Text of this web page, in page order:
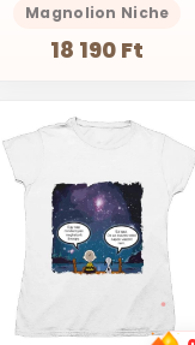
Magnolion Niche
18 190 Ft